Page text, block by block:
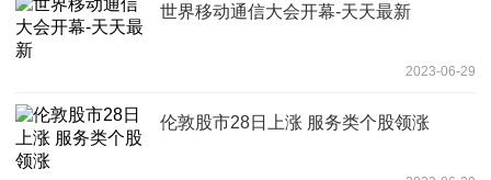
世界移动通信大会开幕-天天最新
2023-06-29
伦敦股市28日上涨 服务类个股领涨